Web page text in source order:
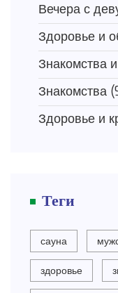
Вечера с
Здоровье и
Знакомства
Знакомства
Здоровье и
Теги
сауна
здоровье